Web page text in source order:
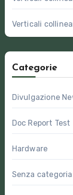
Verticali
Categorie
Divulgazione
Doc Report Test
Hardware
Senza categoria